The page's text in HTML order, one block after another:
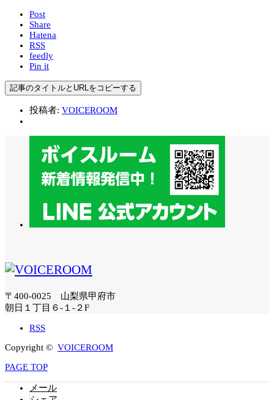
Post
Share
Hatena
RSS
feedly
Pin it
記事のタイトルとURLをコピーする
投稿者: VOICEROOM
〒400-0025 山梨県甲府市
朝日１丁目６-１-２F
RSS
Copyright © VOICEROOM
PAGE TOP
メール